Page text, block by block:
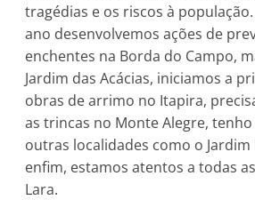
tragédias e os riscos à
ano desenvolvemos ações de
enchentes na Borda do Campo,
Jardim das Acácias, iniciamos a
obras de arrimo no Itapira,
as trincas no Monte Alegre,
outras localidades como o Jardim
enfim, estamos atentos a todas
Lara.